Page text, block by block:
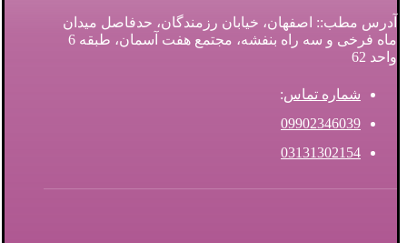
آدرس مطب:: اصفهان، خیابان رزمندگان، حدفاصل میدان
ماه فرخی و سه راه بنفشه، مجتمع هفت آسمان، طبقه 6
واحد 62
شماره تماس:
09902346039
03131302154